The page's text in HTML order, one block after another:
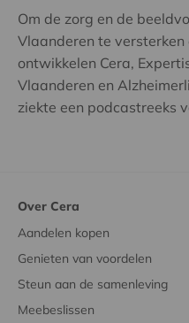
Om de zorg en de
Vlaanderen te versterken
ontwikkelen Cera,
Vlaanderen en
ziekte een podcastreeks
Over Cera
Aandelen kopen
Genieten van voordelen
Steun aan de samenleving
Meebeslissen